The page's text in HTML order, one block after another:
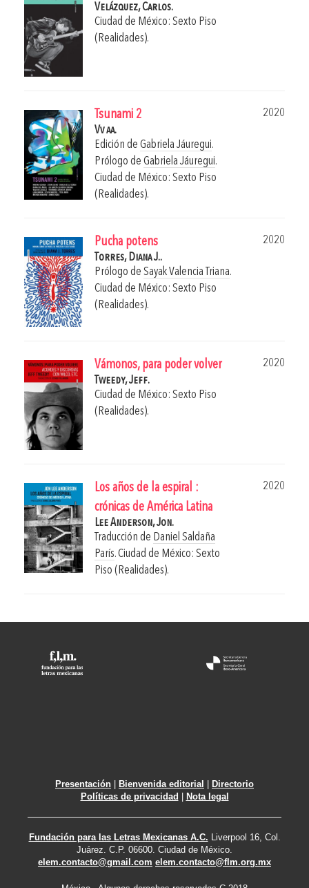
Velázquez, Carlos.
Ciudad de México: Sexto Piso
(Realidades).
Tsunami 2
2020
Vv aa.
Edición de Gabriela Jáuregui.
Prólogo de Gabriela Jáuregui.
Ciudad de México: Sexto Piso
(Realidades).
Pucha potens
2020
Torres, Diana J..
Prólogo de Sayak Valencia Triana.
Ciudad de México: Sexto Piso
(Realidades).
Vámonos, para poder volver
2020
Tweedy, Jeff.
Ciudad de México: Sexto Piso
(Realidades).
Los años de la espiral :
crónicas de América Latina
2020
Lee Anderson, Jon.
Traducción de Daniel Saldaña
París.Ciudad de México: Sexto
Piso (Realidades).
Presentación | Bienvenida editorial | Directorio
Políticas de privacidad | Nota legal
Fundación para las Letras Mexicanas A.C. Liverpool 16, Col.
Juárez. C.P. 06600. Ciudad de México.
elem.contacto@gmail.com elem.contacto@flm.org.mx